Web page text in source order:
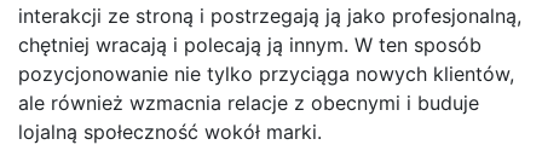
interakcji ze stroną i postrzegają ją jako profesjonalną,
chętniej wracają i polecają ją innym. W ten sposób
pozycjonowanie nie tylko przyciąga nowych klientów,
ale również wzmacnia relacje z obecnymi i buduje
lojalną społeczność wokół marki.